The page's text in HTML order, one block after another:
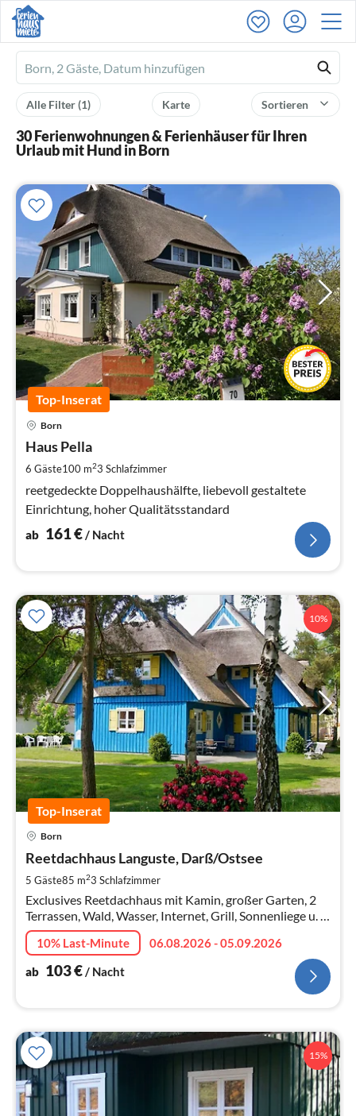
Ferienhausmiete
logo
Sortieren
Karte
Alle Filter(1)
30 Ferienwohnungen & Ferienhäuser für Ihren
Urlaub mit Hund in Born
Top-Inserat
Born
Haus Pella
6 Gäste100 m23 Schlafzimmer
reetgedeckte Doppelhaushälfte, liebevoll gestaltete
Einrichtung, hoher Qualitätsstandard
ab 161€/ Nacht
10%
Top-Inserat
Born
Reetdachhaus Languste, Darß/Ostsee
5 Gäste85 m23 Schlafzimmer
Exclusives Reetdachhaus mit Kamin, großer Garten, 2
Terrassen, Wald, Wasser, Internet, Grill, Sonnenliege u. -
schirm. Ruhige Idylle, alter Baumbestand mit Rosen und
Rhododendron
10% Last-Minute
06.08.2026 - 05.09.2026
ab 103€/ Nacht
15%